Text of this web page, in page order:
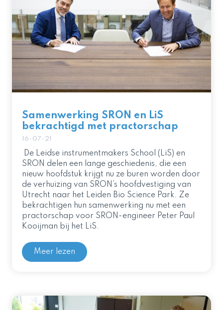
Samenwerking SRON en LiS
bekrachtigd met practorschap
16-07-21
De Leidse instrumentmakers School (LiS) en
SRON delen een lange geschiedenis, die een
nieuw hoofdstuk krijgt nu ze buren worden door
de verhuizing van SRON’s hoofdvestiging van
Utrecht naar het Leiden Bio Science Park. Ze
bekrachtigen hun samenwerking nu met een
practorschap voor SRON-engineer Peter Paul
Kooijman bij het LiS.
Meer lezen